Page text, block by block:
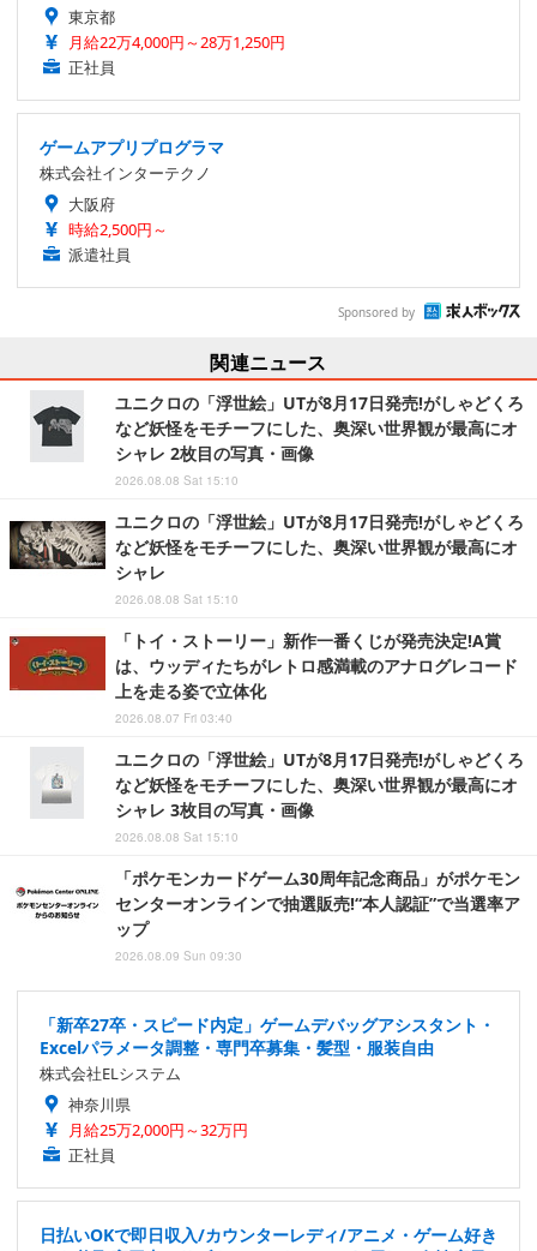
東京都
月給22万4,000円～28万1,250円
正社員
ゲームアプリプログラマ
株式会社インターテクノ
大阪府
時給2,500円～
派遣社員
Sponsored by
関連ニュース
ユニクロの「浮世絵」UTが8月17日発売!がしゃどくろ
など妖怪をモチーフにした、奥深い世界観が最高にオ
シャレ 2枚目の写真・画像
2026.08.08 Sat 15:10
ユニクロの「浮世絵」UTが8月17日発売!がしゃどくろ
など妖怪をモチーフにした、奥深い世界観が最高にオ
シャレ
2026.08.08 Sat 15:10
「トイ・ストーリー」新作一番くじが発売決定!A賞
は、ウッディたちがレトロ感満載のアナログレコード
上を走る姿で立体化
2026.08.07 Fri 03:40
ユニクロの「浮世絵」UTが8月17日発売!がしゃどくろ
など妖怪をモチーフにした、奥深い世界観が最高にオ
シャレ 3枚目の写真・画像
2026.08.08 Sat 15:10
「ポケモンカードゲーム30周年記念商品」がポケモン
センターオンラインで抽選販売!“本人認証”で当選率ア
ップ
2026.08.09 Sun 09:30
「新卒27卒・スピード内定」ゲームデバッグアシスタント・
Excelパラメータ調整・専門卒募集・髪型・服装自由
株式会社ELシステム
神奈川県
月給25万2,000円～32万円
正社員
日払いOKで即日収入/カウンターレディ/アニメ・ゲーム好き